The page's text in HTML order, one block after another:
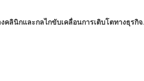
คลินิกและกลไกขับเคลื่อนการเติบโตทางธุรกิจ.